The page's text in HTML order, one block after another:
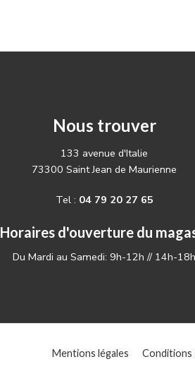
Nous trouver
133 avenue d'Italie
73300 Saint Jean de Maurienne
Tel : 04 79 20 27 65
Horaires d'ouverture du
Du Mardi au Samedi: 9h-12h // 14h-18h
Mentions légales Conditions